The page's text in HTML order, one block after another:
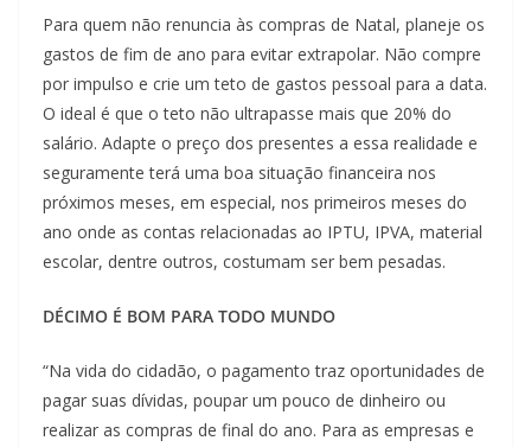
Para quem não renuncia às compras de Natal, planeje os
gastos de fim de ano para evitar extrapolar. Não compre
por impulso e crie um teto de gastos pessoal para a data.
O ideal é que o teto não ultrapasse mais que 20% do
salário. Adapte o preço dos presentes a essa realidade e
seguramente terá uma boa situação financeira nos
próximos meses, em especial, nos primeiros meses do
ano onde as contas relacionadas ao IPTU, IPVA, material
escolar, dentre outros, costumam ser bem pesadas.
DÉCIMO É BOM PARA TODO MUNDO
“Na vida do cidadão, o pagamento traz oportunidades de
pagar suas dívidas, poupar um pouco de dinheiro ou
realizar as compras de final do ano. Para as empresas e